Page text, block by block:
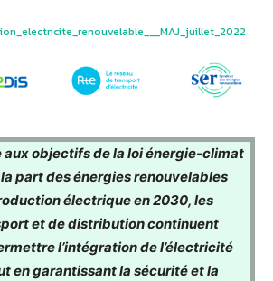
aux objectifs de la loi énergie-climat
part des énergies renouvelables
électrique en 2030, les
et de distribution continuent
l’intégration de l’électricité
en garantissant la sécurité et la